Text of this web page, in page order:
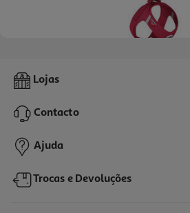
Peitoral Para Cão Curli Air Mesh Vermelho
26,99 €
Lojas
Contacto
Ajuda
Trocas e Devoluções